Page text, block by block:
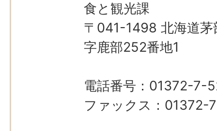
食と観光課
〒041-1498 北海道茅
字鹿部252番地1
電話番号：01372-7-
ファックス：01372-